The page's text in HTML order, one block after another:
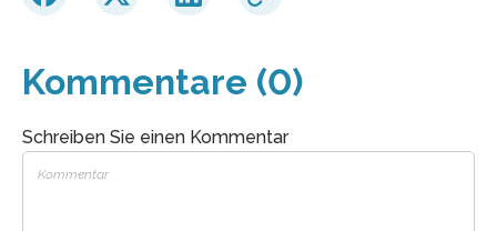
Kommentare (0)
Schreiben Sie einen Kommentar